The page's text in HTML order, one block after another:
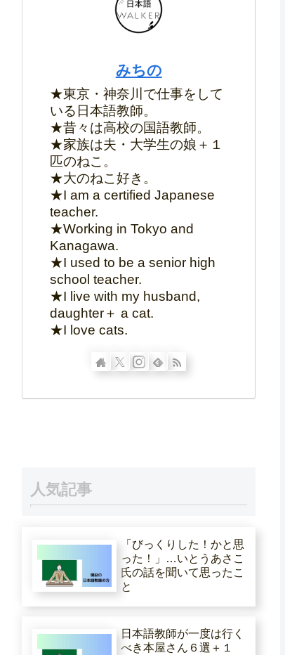
みちの
★東京・神奈川で仕事をして
いる日本語教師。
★昔々は高校の国語教師。
★家族は夫・大学生の娘＋１
匹のねこ。
★大のねこ好き。
★I am a certified Japanese
teacher.
★Working in Tokyo and
Kanagawa.
★I used to be a senior high
school teacher.
★I live with my husband,
daughter＋ a cat.
★I love cats.
人気記事
「びっくりした！かと思
った！」…いとうあさこ
氏の話を聞いて思ったこ
と
日本語教師が一度は行く
べき本屋さん６選＋１